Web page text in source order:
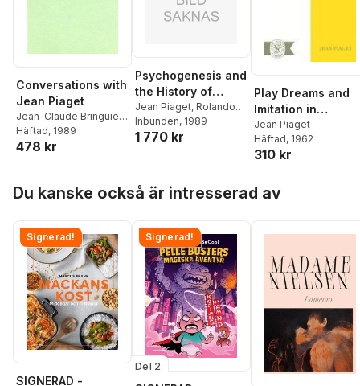
Conversations with
Jean Piaget
Jean-Claude Bringuier ,
Jean Piaget
Häftad, 1989
478 kr
Psychogenesis and
the History of
Science
Jean Piaget, Rolando
Garcia
Inbunden, 1989
1 770 kr
Play Dreams and
Imitation in
Childhood
Jean Piaget
Häftad, 1962
310 kr
Du kanske också är intresserad av
Signerad!
SIGNERAD -
Signerad!
Del 2